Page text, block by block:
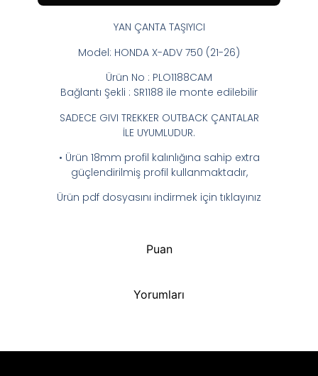
Puan
Yorumları
YAN ÇANTA TAŞIYICI
Model: HONDA X-ADV 750 (21-26)
Ürün No : PLO1188CAM
Bağlantı Şekli : SR1188 ile monte edilebilir
SADECE GIVI TREKKER OUTBACK ÇANTALAR
İLE UYUMLUDUR.
• Ürün 18mm profil kalınlığına sahip extra
güçlendirilmiş profil kullanmaktadır,
Ürün pdf dosyasını indirmek için tıklayınız